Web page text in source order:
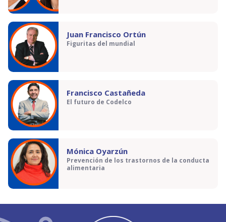
Juan Francisco Ortún
Figuritas del mundial
Francisco Castañeda
El futuro de Codelco
Mónica Oyarzún
Prevención de los trastornos de la conducta
alimentaria